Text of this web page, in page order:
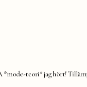
*mode-teori* jag hört!